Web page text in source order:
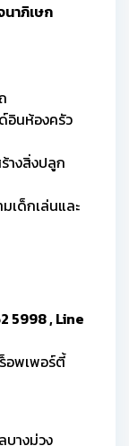
าภิเษก
อินห้องครัว
างสิ่งปลูก
เด็กเล่นและ
5998 , Line
อพเพอร์ตี้
างม่วง